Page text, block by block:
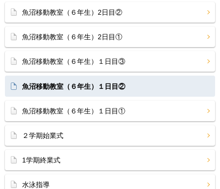
魚沼移動教室（６年生）2日目②
魚沼移動教室（６年生）2日目①
魚沼移動教室（６年生）１日目③
魚沼移動教室（６年生）１日目②
魚沼移動教室（６年生）１日目①
２学期始業式
1学期終業式
水泳指導